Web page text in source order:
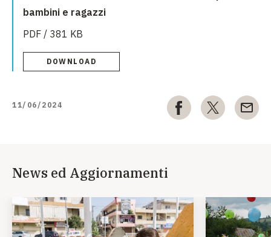
bambini e ragazzi
PDF / 381 KB
DOWNLOAD
11/06/2024
News ed Aggiornamenti